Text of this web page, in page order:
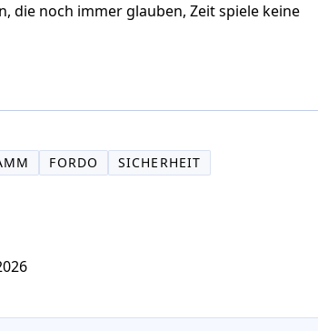
die noch immer glauben, Zeit spiele keine
FORDO SICHERHEIT